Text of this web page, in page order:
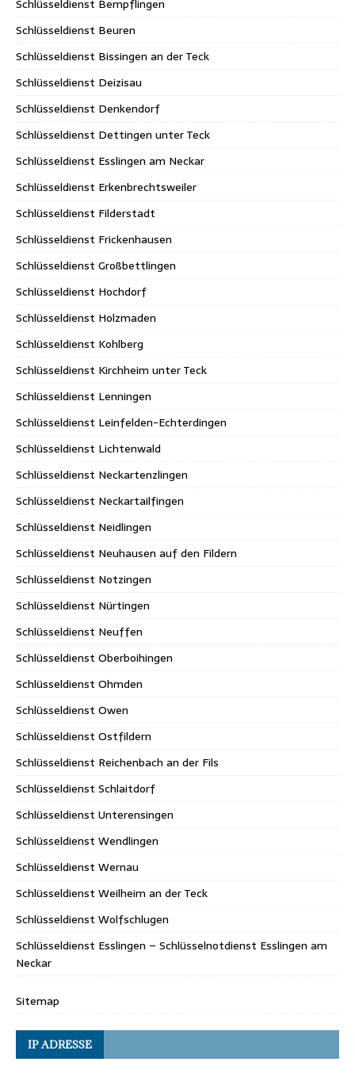
Schlüsseldienst Bempflingen
Schlüsseldienst Beuren
Schlüsseldienst Bissingen an der Teck
Schlüsseldienst Deizisau
Schlüsseldienst Denkendorf
Schlüsseldienst Dettingen unter Teck
Schlüsseldienst Esslingen am Neckar
Schlüsseldienst Erkenbrechtsweiler
Schlüsseldienst Filderstadt
Schlüsseldienst Frickenhausen
Schlüsseldienst Großbettlingen
Schlüsseldienst Hochdorf
Schlüsseldienst Holzmaden
Schlüsseldienst Kohlberg
Schlüsseldienst Kirchheim unter Teck
Schlüsseldienst Lenningen
Schlüsseldienst Leinfelden-Echterdingen
Schlüsseldienst Lichtenwald
Schlüsseldienst Neckartenzlingen
Schlüsseldienst Neckartailfingen
Schlüsseldienst Neidlingen
Schlüsseldienst Neuhausen auf den Fildern
Schlüsseldienst Notzingen
Schlüsseldienst Nürtingen
Schlüsseldienst Neuffen
Schlüsseldienst Oberboihingen
Schlüsseldienst Ohmden
Schlüsseldienst Owen
Schlüsseldienst Ostfildern
Schlüsseldienst Reichenbach an der Fils
Schlüsseldienst Schlaitdorf
Schlüsseldienst Unterensingen
Schlüsseldienst Wendlingen
Schlüsseldienst Wernau
Schlüsseldienst Weilheim an der Teck
Schlüsseldienst Wolfschlugen
Schlüsseldienst Esslingen – Schlüsselnotdienst Esslingen am
Neckar
Sitemap
IP ADRESSE